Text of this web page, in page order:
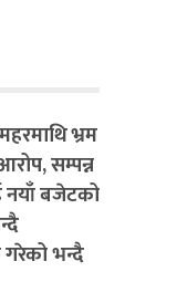
भ्रम
सम्पन्न
नयाँ बजेटको
गरेको भन्दै